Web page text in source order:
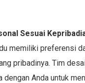
Sesuai
memiliki preferensi
pribadinya. Tim
dengan Anda untuk